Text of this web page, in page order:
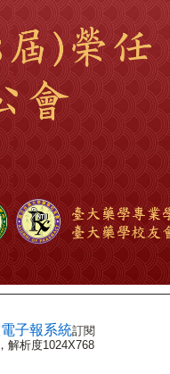
子報系統訂閱
解析度1024X768